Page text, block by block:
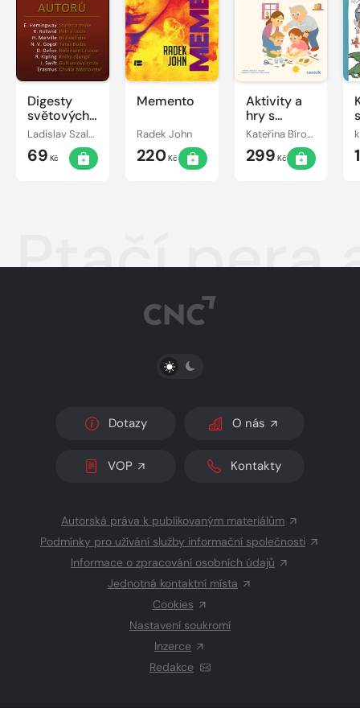
Digesty
světových
autorů
Ladislav Szalai, Romana Szalaiová
69 Kč
Memento
Radek John
220Kč
Aktivity a
hry s
vnoučaty Kateřina Bírová
299 Kč
Ptačí pera
PŘEPNOUT SVĚTLÝ/TMAVÝ REŽIM
Dotazy O nás
VOP Kontakty
Autorská práva k publikovaným materiálům
Podmínky pro užívání služby informační společnosti
Informace o zpracování osobních údajů
Jednotná kontaktní místa
Cookies
Nastavení soukromí
Inzerce
Redakce